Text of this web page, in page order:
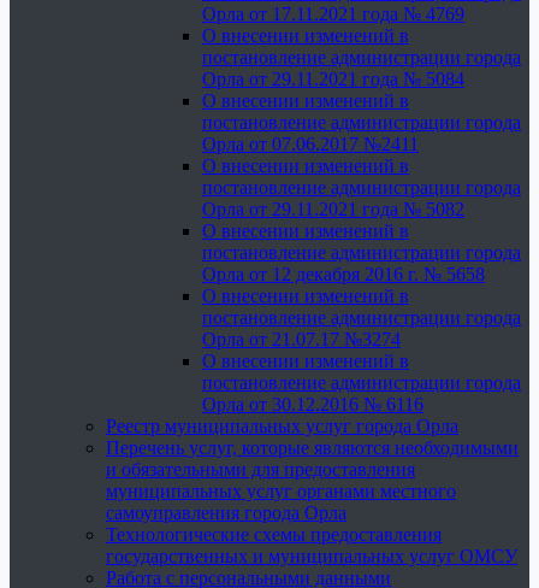
Орла от 17.11.2021 года № 4769
О внесении изменений в
постановление администрации города
Орла от 29.11.2021 года № 5084
О внесении изменений в
постановление администрации города
Орла от 07.06.2017 №2411
О внесении изменений в
постановление администрации города
Орла от 29.11.2021 года № 5082
О внесении изменений в
постановление администрации города
Орла от 12 декабря 2016 г. № 5658
О внесении изменений в
постановление администрации города
Орла от 21.07.17 №3274
О внесении изменений в
постановление администрации города
Орла от 30.12.2016 № 6116
Реестр муниципальных услуг города Орла
Перечень услуг, которые являются необходимыми
и обязательными для предоставления
муниципальных услуг органами местного
самоуправления города Орла
Технологические схемы предоставления
государственных и муниципальных услуг ОМСУ
Работа с персональными данными